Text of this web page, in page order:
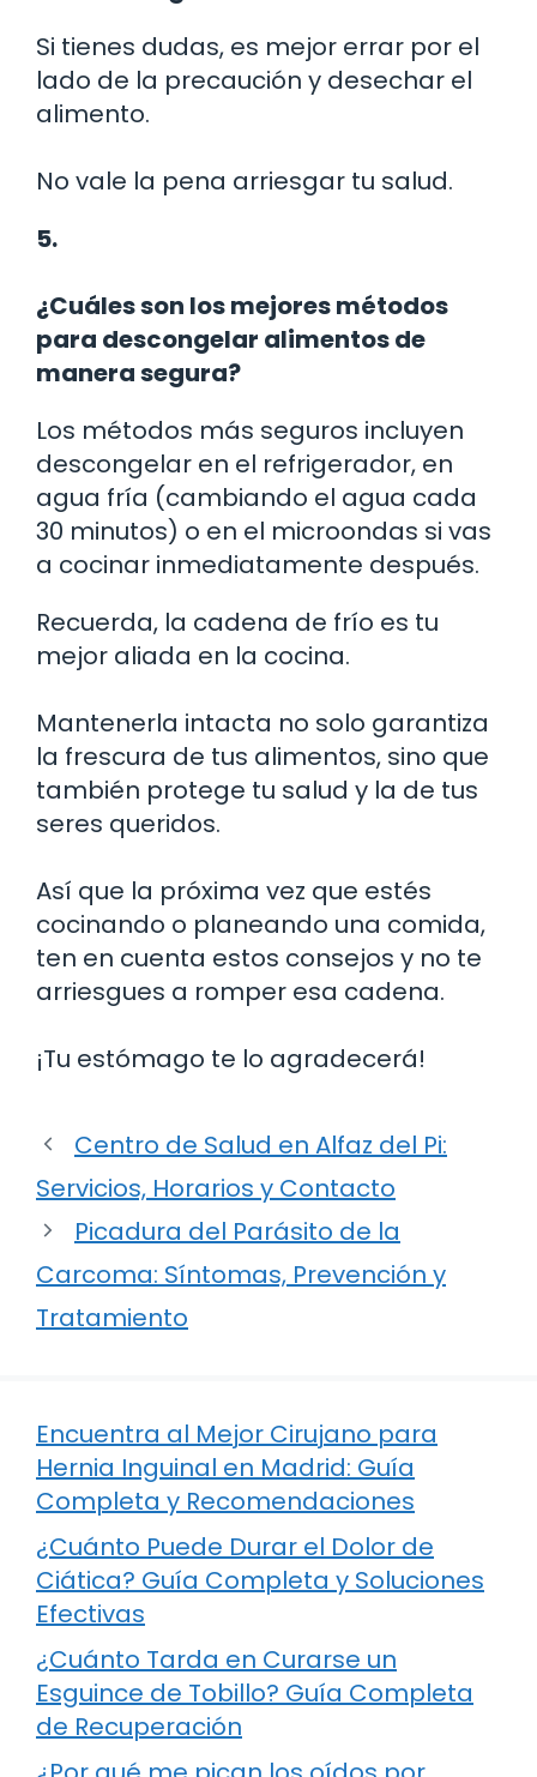
Si tienes dudas, es mejor errar por el
lado de la precaución y desechar el
alimento.
No vale la pena arriesgar tu salud.
5.
¿Cuáles son los mejores métodos
para descongelar alimentos de
manera segura?
Los métodos más seguros incluyen
descongelar en el refrigerador, en
agua fría (cambiando el agua cada
30 minutos) o en el microondas si vas
a cocinar inmediatamente después.
Recuerda, la cadena de frío es tu
mejor aliada en la cocina.
Mantenerla intacta no solo garantiza
la frescura de tus alimentos, sino que
también protege tu salud y la de tus
seres queridos.
Así que la próxima vez que estés
cocinando o planeando una comida,
ten en cuenta estos consejos y no te
arriesgues a romper esa cadena.
¡Tu estómago te lo agradecerá!
Centro de Salud en Alfaz del Pi:
Servicios, Horarios y Contacto
Picadura del Parásito de la
Carcoma: Síntomas, Prevención y
Tratamiento
Encuentra al Mejor Cirujano para
Hernia Inguinal en Madrid: Guía
Completa y Recomendaciones
¿Cuánto Puede Durar el Dolor de
Ciática? Guía Completa y Soluciones
Efectivas
¿Cuánto Tarda en Curarse un
Esguince de Tobillo? Guía Completa
de Recuperación